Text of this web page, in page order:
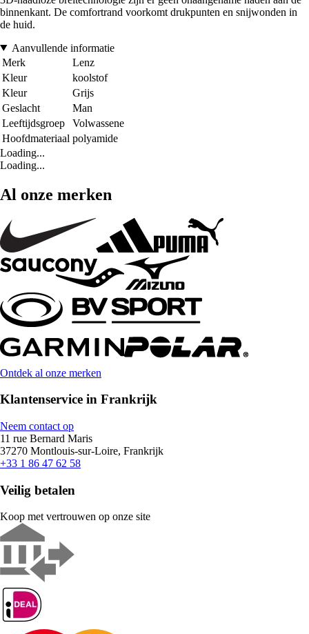
binnenkant. De comfortrand voorkomt drukpunten en snijwonden in
de huid.
Aanvullende informatie
Merk
Lenz
Kleur
koolstof
Kleur
Grijs
Geslacht
Man
Leeftijdsgroep
Volwassene
Hoofdmateriaal polyamide
Loading...
Loading...
Al onze merken
Ontdek al onze merken
Klantenservice in Frankrijk
Neem contact op
11 rue Bernard Maris
37270 Montlouis-sur-Loire, Frankrijk
+33 1 86 47 62 58
Veilig betalen
Koop met vertrouwen op onze site